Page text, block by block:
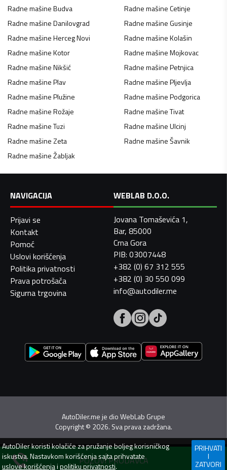
POZOVI PRODAVCA
Radne mašineBudva Radne mašineCetinje
Radne mašineDanilovgrad Radne mašineGusinje
Radne mašineHerceg Novi Radne mašineKolašin
Radne mašineKotor Radne mašineMojkovac
Radne mašineNikšić Radne mašinePetnjica
Radne mašinePlav Radne mašinePljevlja
Radne mašinePlužine Radne mašinePodgorica
Radne mašineRožaje Radne mašineTivat
Radne mašineTuzi Radne mašineUlcinj
Radne mašineZeta Radne mašineŠavnik
Radne mašineŽabljak
NAVIGACIJA
Prijavi se
Kontakt
Pomoć
Uslovi korišćenja
Politika privatnosti
Prava potrošača
Sigurna trgovina
WEBLAB D.O.O.
Jovana Tomaševića 1,
Bar, 85000
Crna Gora
PIB: 03007448
+382 (0) 67 312 555
+382 (0) 30 550 099
info@autodiler.me
AutoDiler.me je dioWebLab Grupe
Copyright© 2026. Sva prava zadržana.
AutoDilerkoristi kolačiće za pružanje boljeg korisničkog
iskustva. Nastavkom korišćenja sajta prihvatate
uslove korišćenjaipolitiku privatnosti.
PRIHVATI
I
ZATVORI